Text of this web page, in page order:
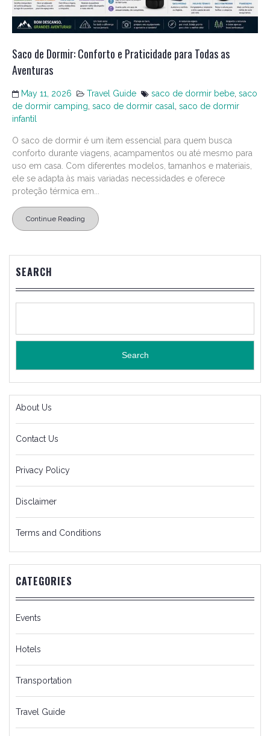
Saco de Dormir: Conforto e Praticidade para Todas as
Aventuras
May 11, 2026 Travel Guide saco de dormir bebe saco
de dormir camping saco de dormir casal
saco de dormir
infantil
O saco de dormir é um item essencial para quem busca
conforto durante viagens, acampamentos ou até mesmo para
uso em casa. Com diferentes modelos, tamanhos e materiais,
ele se adapta às mais variadas necessidades e oferece
proteção térmica em...
Continue Reading
SEARCH
Search
About Us
Contact Us
Privacy Policy
Disclaimer
Terms and Conditions
CATEGORIES
Events
Hotels
Transportation
Travel Guide